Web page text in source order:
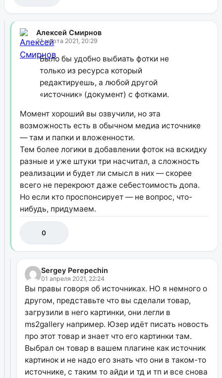
Алексей Смирнов
31 марта 2021, 20:29
Было бы удобно выбиать фотки не
только из ресурса который
редактируешь, а любой другой
«источник» (документ) с фотками.
Момент хороший вы озвучили, но эта
возможность есть в обычном медиа источнике
— там и папки и вложенности.
Тем более логики в добавлении фоток на вскидку
разные и уже штуки три насчитал, а сложность
реализации и будет ли смысл в них — скорее
всего не перекроют даже себестоимость допа.
Но если кто проспонсирует — не вопрос, что-
нибудь, придумаем.
0
Sergey Perepechin
01 апреля 2021, 22:24
Вы правы говоря об источниках. НО я немного о
другом, представьте что вы сделали товар,
загрузили в него картинки, они легли в
ms2gallery например. Юзер идёт писать новость
про этот товар и знает что его картинки там.
Выбрал он товар в вашем плагине как источник
картинок и не надо его знать что они в таком-то
источнике, с таким то айди и тд и тп и все снова